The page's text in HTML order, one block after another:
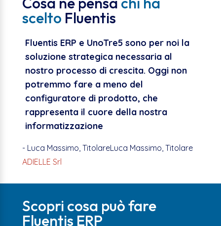
scelto Fluentis
Fluentis ERP e UnoTre5 sono per noi la
soluzione strategica necessaria al
nostro processo di crescita. Oggi non
potremmo fare a meno del
configuratore di prodotto, che
rappresenta il cuore della nostra
informatizzazione
- Luca Massimo, TitolareLuca Massimo, Titolare
ADIELLE Srl
Scopri cosa può fare
Fluentis ERP